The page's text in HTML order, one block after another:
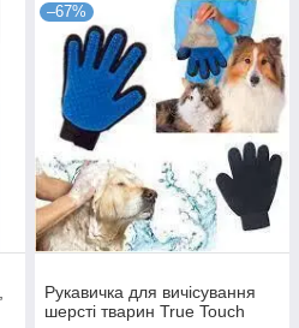
–67%
Рукавичка для вичісування
шерсті тварин True Touch